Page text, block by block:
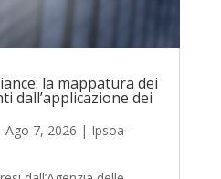
la mappatura dei
dall’applicazione dei
Ago 7, 2026 | Ipsoa -